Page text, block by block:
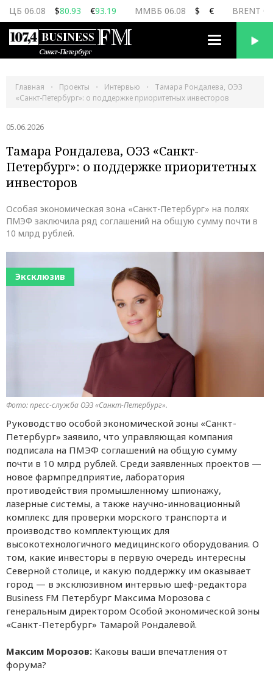
ЦБ 06.08 $80.93 €93.19 ММВБ 06.08 $ € BRENT
Переключить
Главная Проекты Интервью
Тамара Рондалева, ОЭЗ
«Санкт-Петербург»: о поддержке приоритетных инвесторов
05.06.2026
Тамара Рондалева, ОЭЗ «Санкт-
Петербург»: о поддержке приоритетных
инвесторов
Особая экономическая зона «Санкт-Петербург» на полях
ПМЭФ заключила ряд соглашений на общую сумму почти в
10 млрд рублей.
Эксклюзив
Фото: пресс-служба ОЭЗ «Санкт-Петербург».
Руководство особой экономической зоны «Санкт-
Петербург» заявило, что управляющая компания
подписала на ПМЭФ соглашений на общую сумму
почти в 10 млрд рублей. Среди заявленных проектов —
новое фармпредприятие, лаборатория
противодействия промышленному шпионажу,
лазерные системы, а также научно-инновационный
комплекс для проверки морского транспорта и
производство комплектующих для
высокотехнологичного медицинского оборудования. О
том, какие инвесторы в первую очередь интересны
Северной столице, и какую поддержку им оказывает
город — в эксклюзивном интервью шеф-редактора
Business FM Петербург Максима Морозова с
генеральным директором Особой экономической зоны
«Санкт-Петербург» Тамарой Рондалевой.
Максим Морозов: Каковы ваши впечатления от
форума?